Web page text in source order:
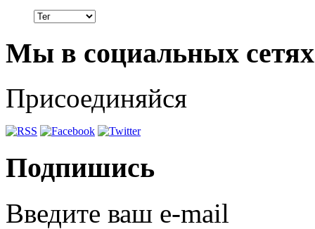
Мы в социальных сетях
Присоединяйся
Подпишись
Введите ваш e-mail